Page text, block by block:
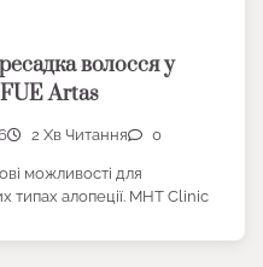
волосся у
Artas
2 Хв Читання 0
можливості для
типах алопеції. MHT Clinic